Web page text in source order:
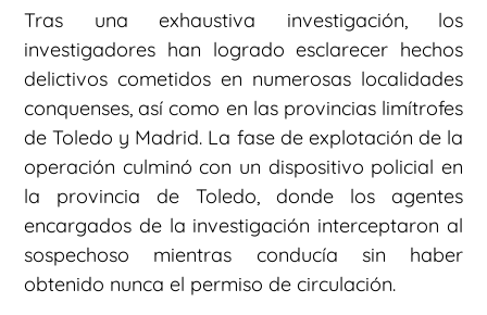
Tras una exhaustiva investigación, los
investigadores han logrado esclarecer hechos
delictivos cometidos en numerosas localidades
conquenses, así como en las provincias limítrofes
de Toledo y Madrid. La fase de explotación de la
operación culminó con un dispositivo policial en
la provincia de Toledo, donde los agentes
encargados de la investigación interceptaron al
sospechoso mientras conducía sin haber
obtenido nunca el permiso de circulación.